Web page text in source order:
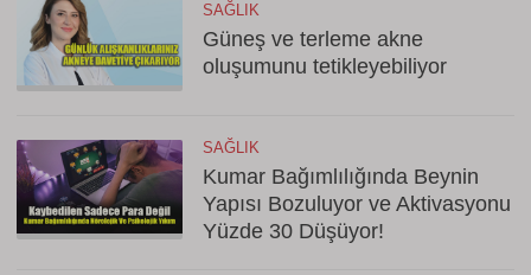
SAĞLIK
Güneş ve terleme akne
oluşumunu tetikleyebiliyor
SAĞLIK
Kumar Bağımlılığında Beynin
Yapısı Bozuluyor ve Aktivasyonu
Yüzde 30 Düşüyor!